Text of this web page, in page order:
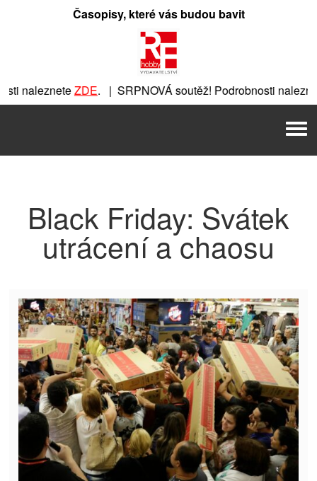
Časopisy, které vás budou bavit
nalezneteZDE. | SRPNOVÁ soutěž! Podrobnosti
. |
Black Friday: Svátek
utrácení a chaosu